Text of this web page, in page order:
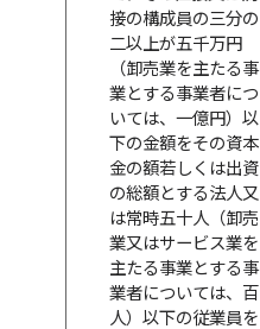
接の構成員の三分の
二以上が五千万円
（卸売業を主たる事
業とする事業者につ
いては、一億円）以
下の金額をその資本
金の額若しくは出資
の総額とする法人又
は常時五十人（卸売
業又はサービス業を
主たる事業とする事
業者については、百
人）以下の従業員を